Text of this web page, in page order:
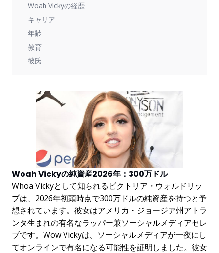
Woah Vickyの経歴
キャリア
年齢
教育
彼氏
Woah Vickyの純資産2026年：300万ドル
Whoa Vickyとして知られるビクトリア・ウォルドリッ
プは、2026年初頭時点で300万ドルの純資産を持つと予
想されています。彼女はアメリカ・ジョージア州アトラ
ンタ生まれの有名なラッパー兼ソーシャルメディアセレ
ブです。Wow Vickyは、ソーシャルメディアが一夜にし
てオンラインで有名になる可能性を証明しました。彼女